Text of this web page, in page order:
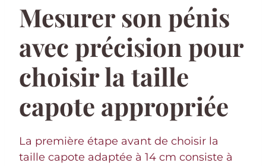
Mesurer son pénis
avec précision pour
choisir la taille
capote appropriée
La première étape avant de choisir la
taille capote adaptée à 14 cm consiste à